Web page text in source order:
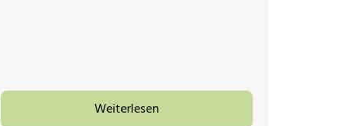
Weiterlesen